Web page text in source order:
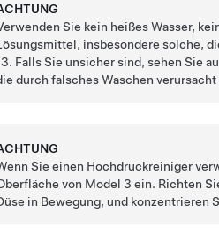
Sie kein heißes Wasser,
insbesondere solche,
Falls Sie unsicher sind, sehen Sie
durch falsches Waschen
Sie einen Hochdruckreiniger
von Model 3 ein. Richten
in Bewegung, und konzentrieren